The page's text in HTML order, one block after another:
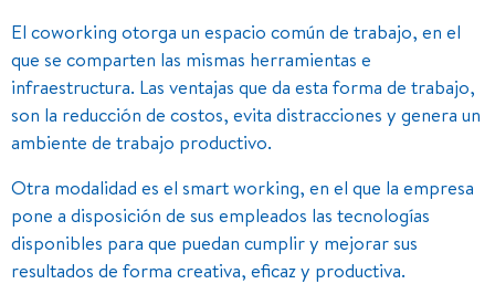
El coworking otorga un espacio común de trabajo, en el
que se comparten las mismas herramientas e
infraestructura. Las ventajas que da esta forma de trabajo,
son la reducción de costos, evita distracciones y genera un
ambiente de trabajo productivo.
Otra modalidad es el smart working, en el que la empresa
pone a disposición de sus empleados las tecnologías
disponibles para que puedan cumplir y mejorar sus
resultados de forma creativa, eficaz y productiva.